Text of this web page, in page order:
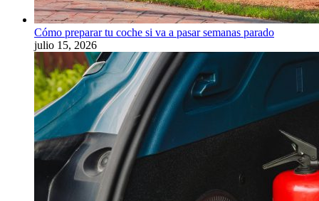
Cómo preparar tu coche si va a pasar semanas parado
julio 15, 2026